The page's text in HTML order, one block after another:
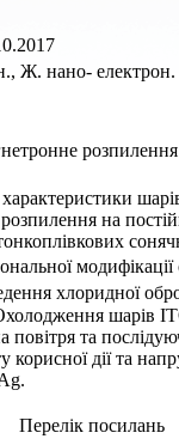
Ж. нано-
на
хлоридної
шарів
та
дії та
Перелік посилань